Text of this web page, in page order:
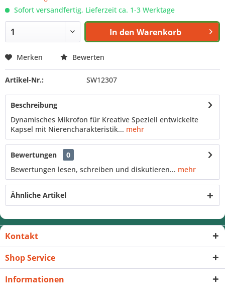
Sofort versandfertig, Lieferzeit ca. 1-3 Werktage
In den Warenkorb
Merken Bewerten
Artikel-Nr.: SW12307
Beschreibung
Dynamisches Mikrofon für Kreative Speziell entwickelte
Kapsel mit Nierencharakteristik... mehr
Bewertungen
0
Bewertungen lesen, schreiben und diskutieren... mehr
Ähnliche Artikel
Kontakt
Shop Service
Informationen